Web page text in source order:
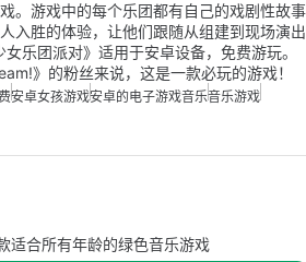
。游戏中的每个乐团都有自己的戏剧性故事
入胜的体验，让他们跟随从组建到现场演出
乐团派对》适用于安卓设备，免费游玩。
》的粉丝来说，这是一款必玩的游戏！
安卓女孩游戏安卓的电子游戏音乐音乐游戏
适合所有年龄的绿色音乐游戏